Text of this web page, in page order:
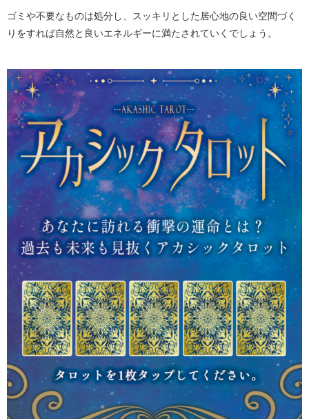
ゴミや不要なものは処分し、スッキリとした居心地の良い空間づく
りをすれば自然と良いエネルギーに満たされていくでしょう。